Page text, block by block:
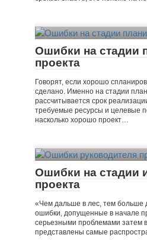
Ошибки на стадии
проекта
Говорят, если хорошо
сделано. Именно на стадии
рассчитывается срок
требуемые ресурсы и целевые
насколько хорошо проект…
Ошибки на стадии
проекта
«Чем дальше в лес, тем больше
ошибки, допущенные в начале
серьезными проблемами затем
представлены самые